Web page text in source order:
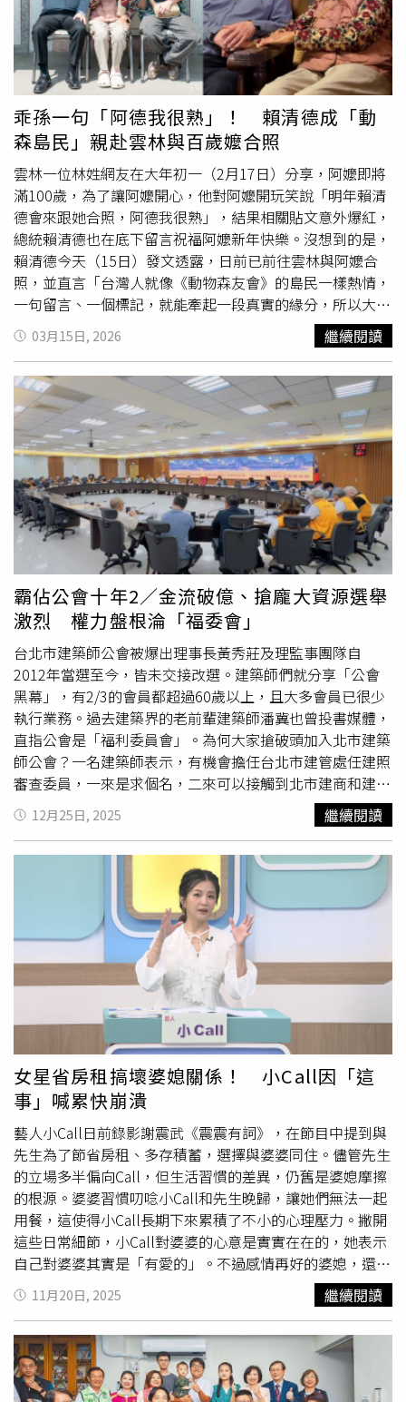
郵局提領老婦每月4000元的老人年金，累積金額超過20萬
元，檢方遂依偽造文書、詐欺罪聲押。針對此案，高大成說
明，人死後3至6個月會開始「蠟化」，體內脂肪經由厭氧細
菌分解後形成蠟狀物質，讓遺體腐敗速度降低，腐敗速度是
一般情況的1/7，也不容易產生異味，因此不易使人察覺。
由於女性皮下脂肪相對較多，形成的機率較高。高大成表
示，遺體蠟化狀態大概2年之後就固定了，細菌無法存活，
讓遺體過10年後也不會腐敗，但此類情況通常發生在潮濕的
密閉空間內，如棺材、浴室、混凝土環境中。
乖孫一句「阿德我很熟」！ 賴清德成「動
森島民」親赴雲林與百歲嬤合照
雲林一位林姓網友在大年初一（2月17日）分享，阿嬤即將
滿100歲，為了讓阿嬤開心，他對阿嬤開玩笑說「明年賴清
德會來跟她合照，阿德我很熟」，結果相關貼文意外爆紅，
總統賴清德也在底下留言祝福阿嬤新年快樂。沒想到的是，
賴清德今天（15日）發文透露，日前已前往雲林與阿嬤合
照，並直言「台灣人就像《動物森友會》的島民一樣熱情，
一句留言、一個標記，就能牽起一段真實的緣分，所以大家
把這樣的行動稱作『動森島民出任務』。」這名林姓網友大
年初一於Threads發文道，他的阿嬤虛歲100歲了，而他騙
阿嬤說「明年賴清德會來跟她合照，阿德我很熟。」貼文一
出，不僅吸引超過14萬網友按讚、超過242萬次瀏覽，就連
賴清德本人也在底下留言，「阿嬤，冠廷真的很孝順。祝阿
嬤新年快樂、馬上健康、馬上平安！」令人驚喜的是，賴清
德今天在社群平台發文分享，今年過年，她接到一項很特別
的任務，有許多返鄉的年輕朋友，在社群平台上標記他，希
望他能替家中的長輩送上祝福，其中一位名為冠廷的朋友也
發了文，讓他印象深刻，也約好重陽節那天要安排他們正式
合照。賴清德說，前幾天他前往雲林見證水利工程的啟用、
在行程中抽空拜訪冠廷一家人，提早兌現這個約定。賴清德
提到，冠廷的阿嬤一生務農，用勤懇的雙手撐起家庭、拉拔
孩子長大，這也是許多台灣長輩一輩子打拚的縮影；冠廷一
家也告訴他，阿媽很感謝政府推動的長照政策與老農津貼，
讓長輩晚年能安心、有尊嚴地生活，他也很有感觸；因為執
政團隊推動的各項政策，正是希望讓辛勞一輩子的長輩，都
能安穩生活。賴清德強調，很多人說，台灣人就像《動物森
友會》的島民一樣熱情，一句留言、一個標記，就能牽起一
段真實的緣分，所以大家把這樣的行動稱作「動森島民出任
務」，而他也會記得這次「任務完成」帶來的感動，繼續努
力，照顧在台灣這片土地上的每一個人。在影片中，賴清德
握起冠廷阿嬤的手，誇她穿得很漂亮、還背著小包包；冠廷
表示「想說阿嬤很可愛，就把阿嬤PO上去，沒想到台灣果
然是最會用Threads的地方，大家一直瘋狂地留言，Tag我
們的總統。」並對著阿嬤用台語說到「阿嬤我沒有騙妳啊，
我就說阿德要來吧！」畫面曝光後，許多網友紛紛在底下留
言，「台灣島主出任務」、「威廉出任務，謝謝威廉」、
「在脆上看到，沒想到讓我追到結局」、「超感動，謝謝阿
嬤、謝謝總統」、「阿嬤笑的很開心，阿嬤看起來很勇
健」；冠廷本人也回應「謝謝威廉，阿嬤超級開心！」
03月15日, 2026 繼續閱讀
霸佔公會十年2／金流破億、搶龐大資源選舉
激烈 權力盤根淪「福委會」
台北市建築師公會被爆出理事長黃秀莊及理監事團隊自
2012年當選至今，皆未交接改選。建築師們就分享「公會
黑幕」，有2/3的會員都超過60歲以上，且大多會員已很少
執行業務。過去建築界的老前輩建築師潘冀也曾投書媒體，
直指公會是「福利委員會」。為何大家搶破頭加入北市建築
師公會？一名建築師表示，有機會擔任台北市建管處任建照
審查委員，一來是求個名，二來可以接觸到北市建商和建
案，作為一個開拓案源的管道。而作為北市公會的理監事成
員，又掌握了福利與資源，不只台北市，各縣市公會皆如
此，所以每到選舉才會競爭激烈。更進一步了解，事實上，
全國各地建築師公會對公共事務具有相當影響力，地方政府
審查建照，在目前技術行政分離審查作業上，針對建築法規
認定基準市府會聽取公會意見為主要意見；6層樓以上或是
符合公眾使用建築物的室內裝修，包括牆壁、天花板等固定
於結構上的修整，也要透過建物築師公會核可才能動工；若
民間發生建築施工損鄰案件、建築結構有海砂屋等爭議，需
法院鑑定，通常也都找建築師公會專業協助。2018年，潘
冀就曾投書媒體點出公會問題，其中多次提及台北市建築師
公會，當時正值台北市建築師公會第18屆，應改選而未改
選。（圖／翻攝潘冀聯合建築師JJP Architects臉書）國內
知名建築師潘冀就曾於2018年以【建築師公會改革專題】
投書媒體《獨立評論》，當時正值台北市建築師公會第18
屆，應改選而未改選。潘冀投書的內容提到，除收會員會費
外，建築師公會可代收預繳設計費，以及每案請照需繳工程
造價萬分之四的事業費給公會，錢多的時候總額高達好幾
億，因此，「公會理事長自然成為各方競逐的職位。」而當
選的理事或理事長，只要開會就可領出席費，又因幫政府審
查建案、鑑定結構安全等，也可有收入，掌握的資源與經費
頗為可觀。他也點出，台北市建築師公會理事有許多是建築
相關工程公部門轉任，「他們很懂行政程序，前後連結成長
年盤據公會理事、理事長位置的人。」「偶爾雖有些表現不
錯的建築師能獲選理事，但他在幾十個理事中，勢單力薄，
很難發揮作用，做不了事。」潘冀也在文中指出，公會每年
重陽節辦大型「敬老」活動，給70歲以上的建築師聚餐並致
贈敬老金，他認為這是在任理監事籠絡已較少執業的長者，
12月25日, 2025 繼續閱讀
女星省房租搞壞婆媳關係！ 小Call因「這
事」喊累快崩潰
藝人小Call日前錄影謝震武《震震有詞》，在節目中提到與
先生為了節省房租、多存積蓄，選擇與婆婆同住。儘管先生
的立場多半偏向Call，但生活習慣的差異，仍舊是婆媳摩擦
的根源。婆婆習慣叨唸小Call和先生晚歸，讓她們無法一起
用餐，這使得小Call長期下來累積了不小的心理壓力。撇開
這些日常細節，小Call對婆婆的心意是實實在在的，她表示
自己對婆婆其實是「有愛的」。不過感情再好的婆媳，還是
會有產生爭執的時候，而真正引爆衝突的導火線，是家中與
家族親戚頻繁的祭拜。小Call說婆婆是位虔誠的信徒，家裡
不僅逢大小節日都要拜拜，還供奉著3個祖先牌位（其中包
含兩個親戚家的祖先）和一尊神明。每次祭拜不僅供品極為
豐盛，更需耗費心力折蓮花、元寶。小Call雖然會幫忙準
備，但過程相對辛苦，加上親戚常在祭拜後到家中聚會，事
11月20日, 2025 繼續閱讀